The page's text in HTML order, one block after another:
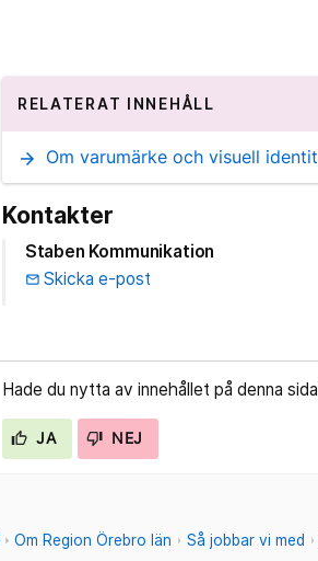
RELATERAT INNEHÅLL
arrow_forward Om varumärke och visuell
Kontakter
Staben Kommunikation
email Skicka e-post
Hade du nytta av innehållet på denna
JA NEJ
Om Region Örebro län Så jobbar vi med